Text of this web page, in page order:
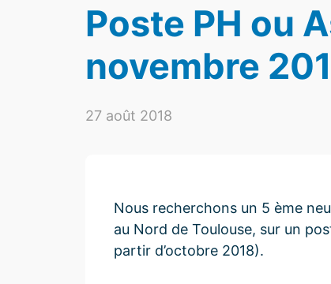
Poste PH ou
novembre
27 août 2018
Nous recherchons un 5 ème
au Nord de Toulouse, sur un
partir d’octobre 2018).